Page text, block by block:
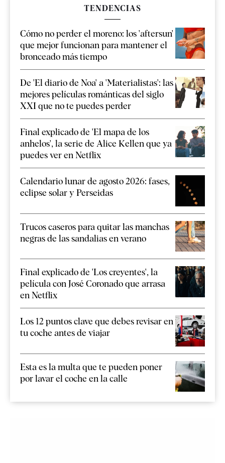
TENDENCIAS
Cómo no perder el moreno: los 'aftersun'
que mejor funcionan para mantener el
bronceado más tiempo
De 'El diario de Noa' a 'Materialistas': las
mejores películas románticas del siglo
XXI que no te puedes perder
Final explicado de 'El mapa de los
anhelos', la serie de Alice Kellen que ya
puedes ver en Netflix
Calendario lunar de agosto 2026: fases,
eclipse solar y Perseidas
Trucos caseros para quitar las manchas
negras de las sandalias en verano
Final explicado de 'Los creyentes', la
película con José Coronado que arrasa
en Netflix
Los 12 puntos clave que debes revisar en
tu coche antes de viajar
Esta es la multa que te pueden poner
por lavar el coche en la calle